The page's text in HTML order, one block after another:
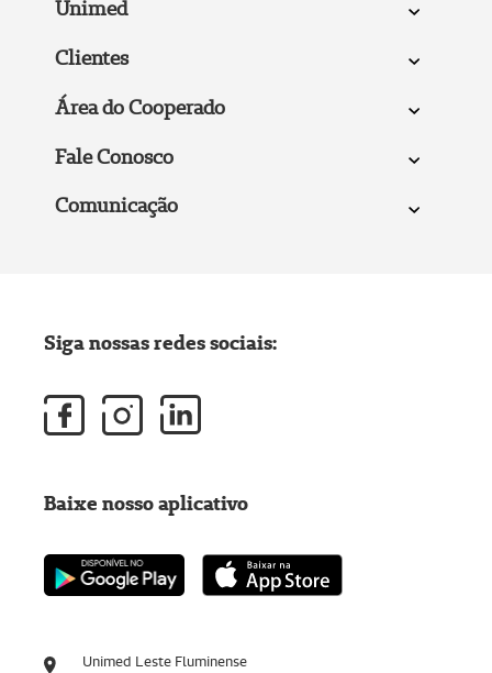
Unimed
Clientes
Área do Cooperado
Fale Conosco
Comunicação
Unimed Leste Fluminense
Siga nossas redes sociais:
Baixe nosso aplicativo